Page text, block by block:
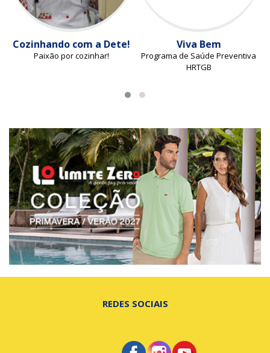
Cozinhando com a Dete!
Paixão por cozinhar!
Viva Bem
Programa de Saúde Preventiva
HRTGB
REDES SOCIAIS